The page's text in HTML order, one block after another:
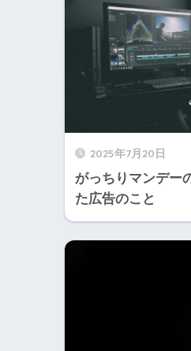
2025年7月20日
がっちりマンデー
た広告のこと